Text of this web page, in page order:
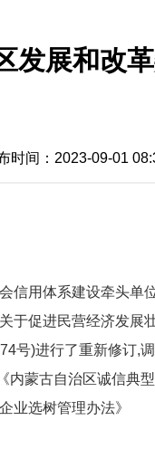
发展和改
：2023-09-01
信用体系建设牵头单
于促进民营经济发
号)进行了重新修订,
蒙古自治区诚信典
业选树管理办法》